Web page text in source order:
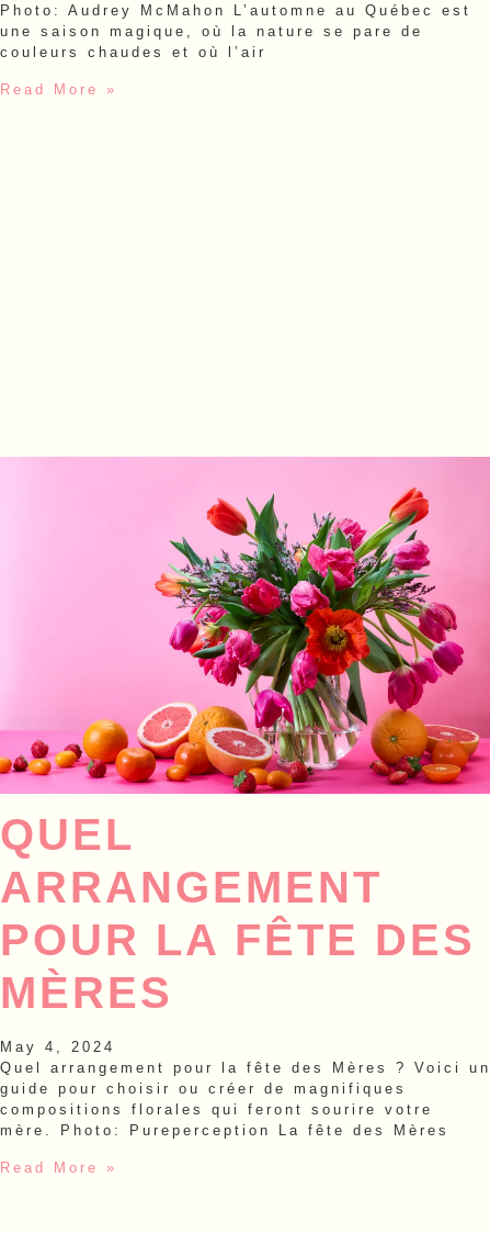
Photo: Audrey McMahon L’automne au Québec est
une saison magique, où la nature se pare de
couleurs chaudes et où l’air
Read More »
QUEL
ARRANGEMENT
POUR LA FÊTE DES
MÈRES
May 4, 2024
Quel arrangement pour la fête des Mères ? Voici un
guide pour choisir ou créer de magnifiques
compositions florales qui feront sourire votre
mère. Photo: Pureperception La fête des Mères
Read More »